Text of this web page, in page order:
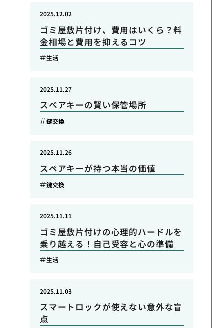
ゴミ屋敷片付け、費用はいくら？料
金相場と費用を抑えるコツ
2025.12.02
生活
スペアキーの賢い保管場所
2025.11.27
鍵交換
スペアキーが持つ本当の価値
2025.11.26
鍵交換
ゴミ屋敷片付けの心理的ハードルを
乗り越える！自己受容と心の準備
2025.11.11
生活
スマートロックが使えない意外な盲
点
2025.11.03